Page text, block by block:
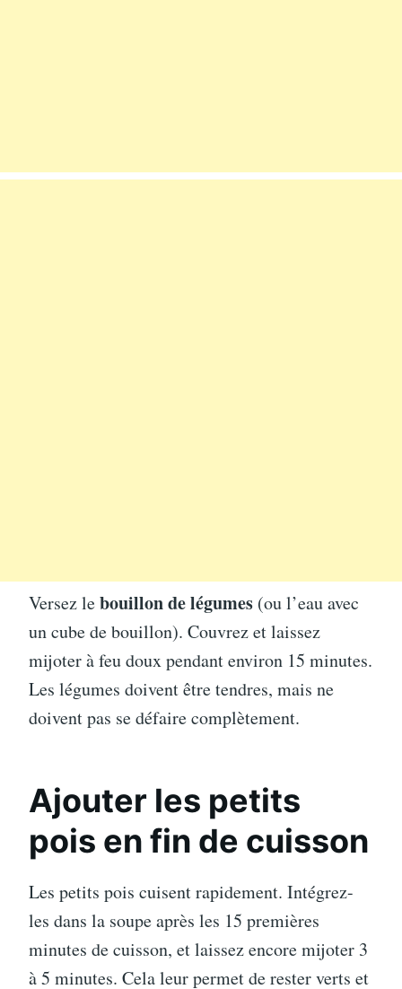
Versez lebouillon de légumes (ou l’eau avec
un cube de bouillon). Couvrez et laissez
mijoter à feu doux pendant environ 15 minutes.
Les légumes doivent être tendres, mais ne
doivent pas se défaire complètement.
Ajouter les petits
pois en fin de cuisson
Les petits pois cuisent rapidement. Intégrez-
les dans la soupe après les 15 premières
minutes de cuisson, et laissez encore mijoter 3
à 5 minutes. Cela leur permet de rester verts et